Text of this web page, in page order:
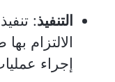
التنفيذ:
الالتزام
إجراء